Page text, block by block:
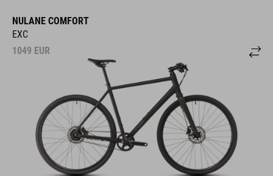
NULANE COMFORT
EXC
1049 EUR